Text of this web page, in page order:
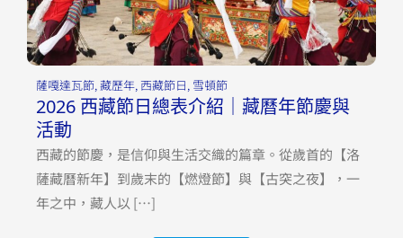
薩嘎達瓦節,藏歷年, 西藏節日, 雪頓節
2026 西藏節日總表介紹｜藏曆年節慶與
活動
西藏的節慶，是信仰與生活交織的篇章。從歲首的【洛
薩藏曆新年】到歲末的【燃燈節】與【古突之夜】，一
年之中，藏人以 […]